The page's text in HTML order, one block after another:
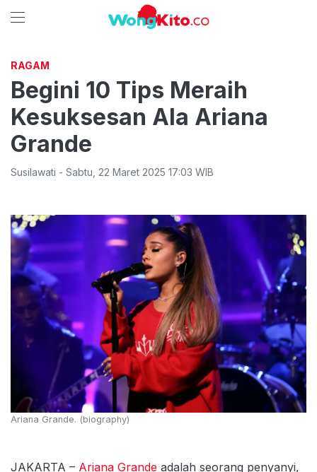
RAGAM
Begini 10 Tips Meraih
Kesuksesan Ala Ariana
Grande
Susilawati - Sabtu 22 Maret 2025 17:03 WIB
Ariana Grande. (biography)
JAKARTA – Ariana Grande adalah seorang penyanyi,